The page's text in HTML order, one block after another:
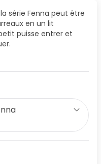
série Fenna peut être
en un lit
puisse entrer et